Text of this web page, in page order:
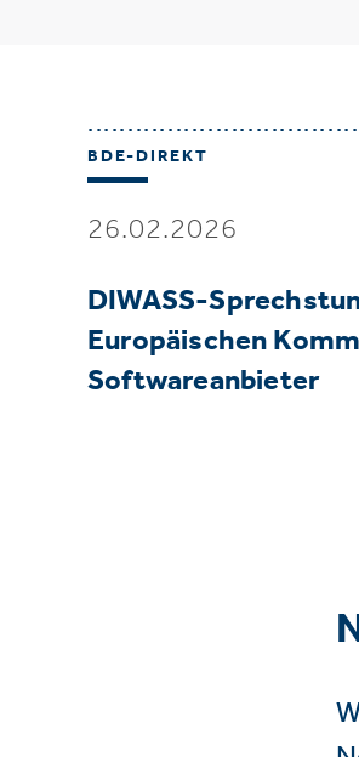
BDE-DIREKT
26.02.2026
DIWASS-
Europäischen
Softwareanbieter